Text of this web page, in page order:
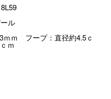
ル
ｍｍ フープ：直径約4.5ｃ
ｍ